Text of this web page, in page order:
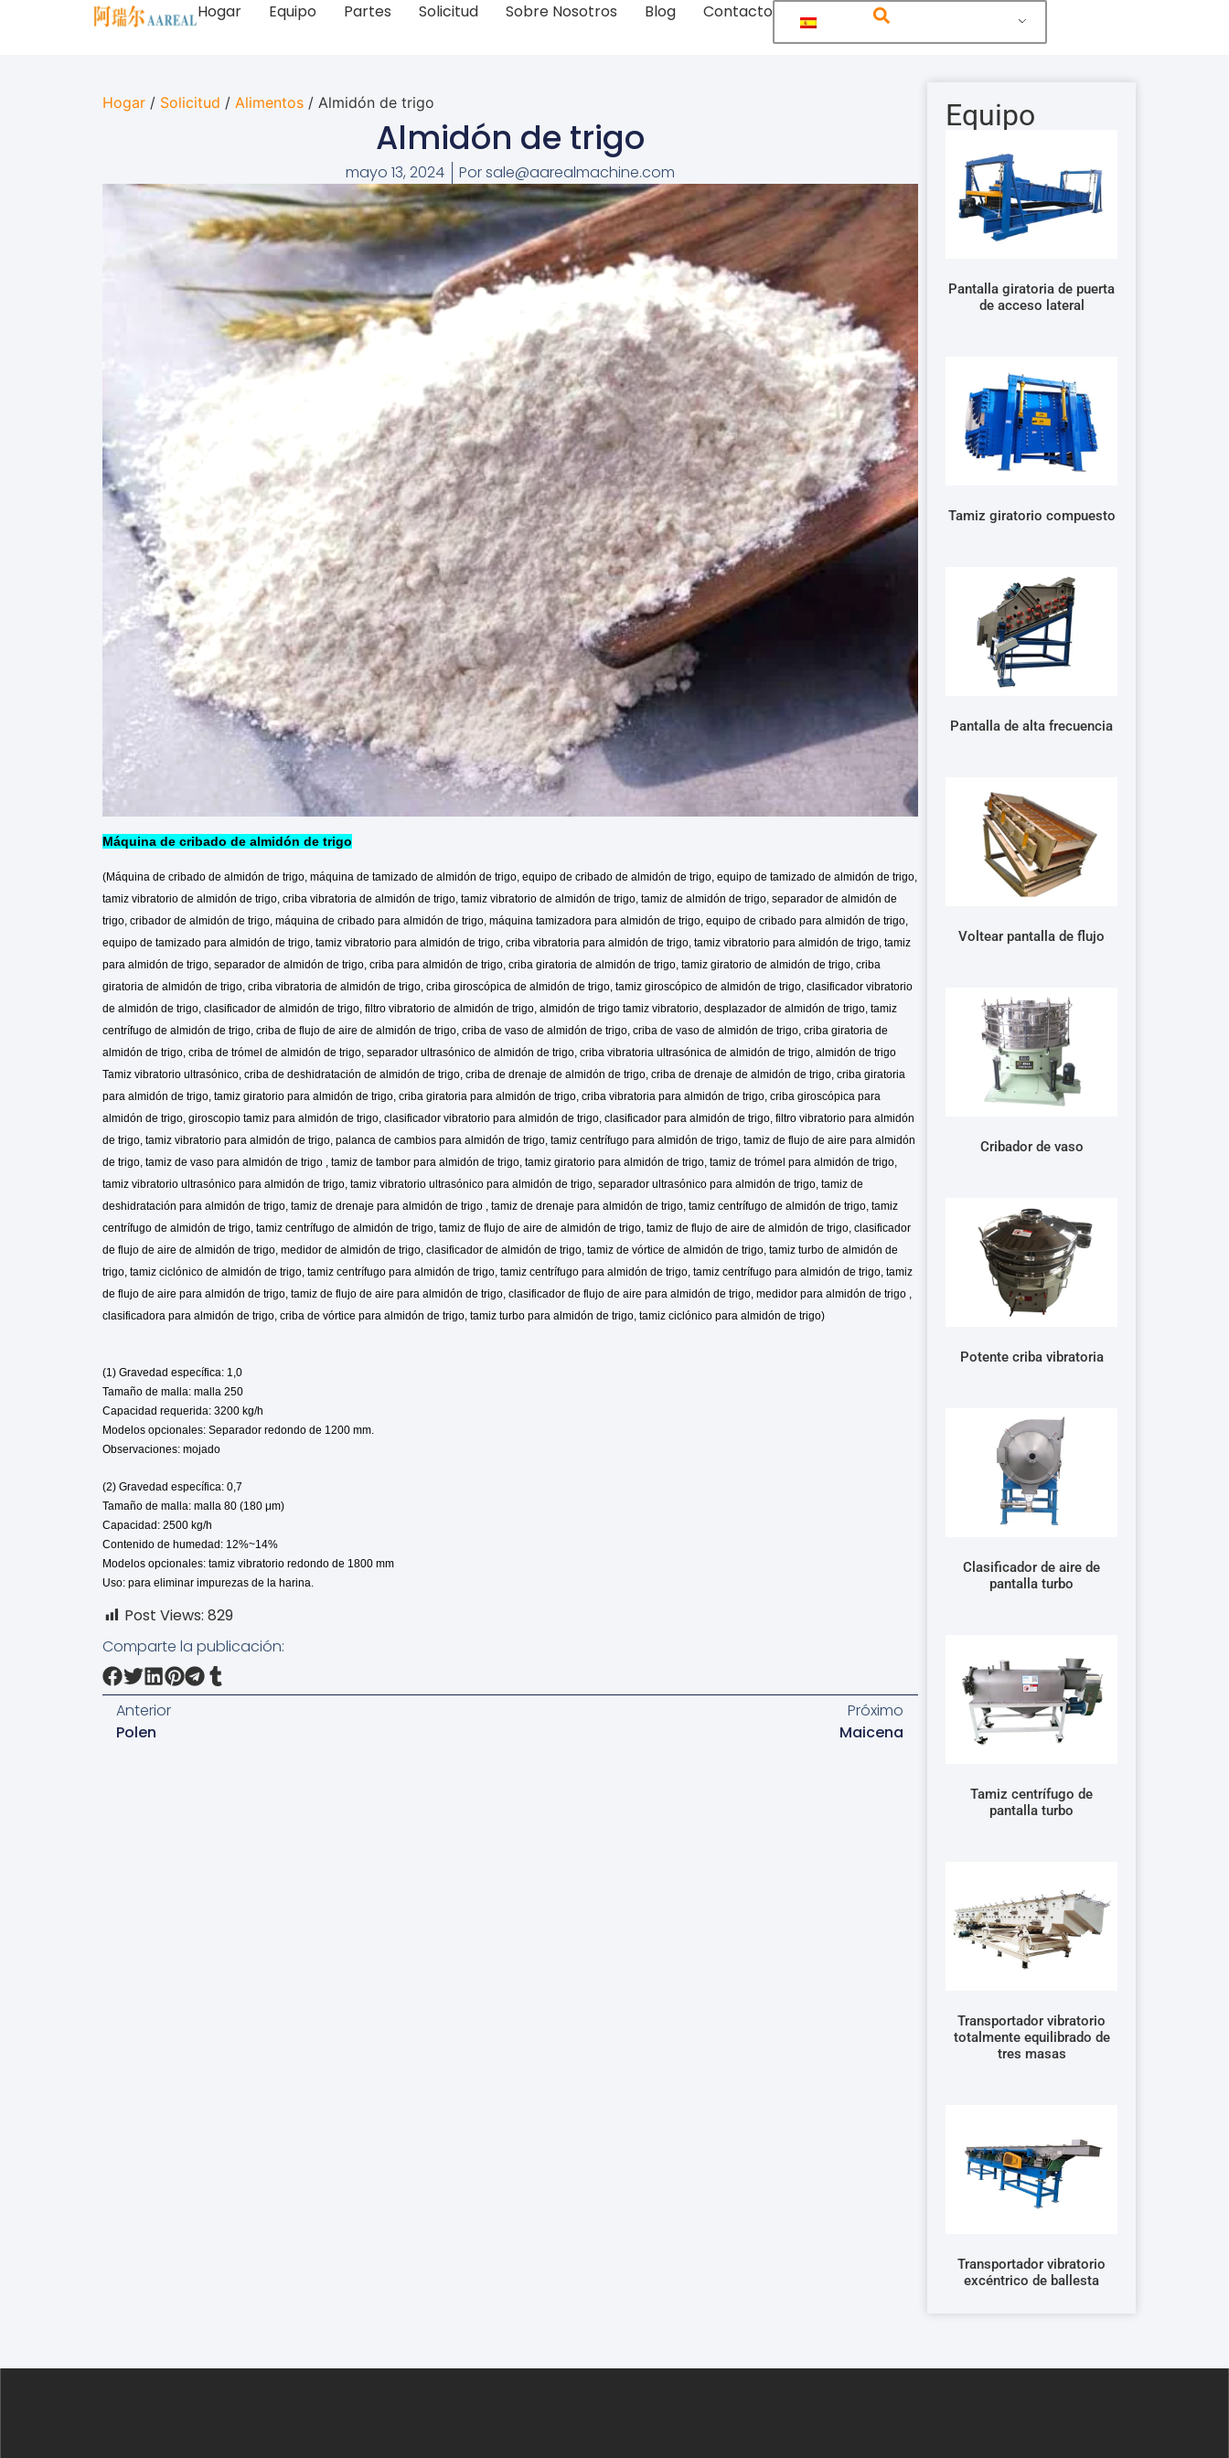
Hogar Equipo Partes Solicitud Sobre Nosotros Blog Contacto
Hogar / Solicitud / Alimentos / Almidón de trigo
Almidón de trigo
mayo 13, 2024 Porsale@aarealmachine.com
Máquina de cribado de almidón de trigo
(Máquina de cribado de almidón de trigo, máquina de tamizado de almidón de trigo, equipo de cribado de almidón de trigo, equipo de tamizado de almidón de trigo,
tamiz vibratorio de almidón de trigo, criba vibratoria de almidón de trigo, tamiz vibratorio de almidón de trigo, tamiz de almidón de trigo, separador de almidón de
trigo, cribador de almidón de trigo, máquina de cribado para almidón de trigo, máquina tamizadora para almidón de trigo, equipo de cribado para almidón de trigo,
equipo de tamizado para almidón de trigo, tamiz vibratorio para almidón de trigo, criba vibratoria para almidón de trigo, tamiz vibratorio para almidón de trigo, tamiz
para almidón de trigo, separador de almidón de trigo, criba para almidón de trigo, criba giratoria de almidón de trigo, tamiz giratorio de almidón de trigo, criba
giratoria de almidón de trigo, criba vibratoria de almidón de trigo, criba giroscópica de almidón de trigo, tamiz giroscópico de almidón de trigo, clasificador vibratorio
de almidón de trigo, clasificador de almidón de trigo, filtro vibratorio de almidón de trigo, almidón de trigo tamiz vibratorio, desplazador de almidón de trigo, tamiz
centrífugo de almidón de trigo, criba de flujo de aire de almidón de trigo, criba de vaso de almidón de trigo, criba de vaso de almidón de trigo, criba giratoria de
almidón de trigo, criba de trómel de almidón de trigo, separador ultrasónico de almidón de trigo, criba vibratoria ultrasónica de almidón de trigo, almidón de trigo
Tamiz vibratorio ultrasónico, criba de deshidratación de almidón de trigo, criba de drenaje de almidón de trigo, criba de drenaje de almidón de trigo, criba giratoria
para almidón de trigo, tamiz giratorio para almidón de trigo, criba giratoria para almidón de trigo, criba vibratoria para almidón de trigo, criba giroscópica para
almidón de trigo, giroscopio tamiz para almidón de trigo, clasificador vibratorio para almidón de trigo, clasificador para almidón de trigo, filtro vibratorio para almidón
de trigo, tamiz vibratorio para almidón de trigo, palanca de cambios para almidón de trigo, tamiz centrífugo para almidón de trigo, tamiz de flujo de aire para almidón
de trigo, tamiz de vaso para almidón de trigo , tamiz de tambor para almidón de trigo, tamiz giratorio para almidón de trigo, tamiz de trómel para almidón de trigo,
tamiz vibratorio ultrasónico para almidón de trigo, tamiz vibratorio ultrasónico para almidón de trigo, separador ultrasónico para almidón de trigo, tamiz de
deshidratación para almidón de trigo, tamiz de drenaje para almidón de trigo , tamiz de drenaje para almidón de trigo, tamiz centrífugo de almidón de trigo, tamiz
centrífugo de almidón de trigo, tamiz centrífugo de almidón de trigo, tamiz de flujo de aire de almidón de trigo, tamiz de flujo de aire de almidón de trigo, clasificador
de flujo de aire de almidón de trigo, medidor de almidón de trigo, clasificador de almidón de trigo, tamiz de vórtice de almidón de trigo, tamiz turbo de almidón de
trigo, tamiz ciclónico de almidón de trigo, tamiz centrífugo para almidón de trigo, tamiz centrífugo para almidón de trigo, tamiz centrífugo para almidón de trigo, tamiz
de flujo de aire para almidón de trigo, tamiz de flujo de aire para almidón de trigo, clasificador de flujo de aire para almidón de trigo, medidor para almidón de trigo ,
clasificadora para almidón de trigo, criba de vórtice para almidón de trigo, tamiz turbo para almidón de trigo, tamiz ciclónico para almidón de trigo)
(1) Gravedad específica: 1,0
Tamaño de malla: malla 250
Capacidad requerida: 3200 kg/h
Modelos opcionales: Separador redondo de 1200 mm.
Observaciones: mojado
(2) Gravedad específica: 0,7
Tamaño de malla: malla 80 (180 μm)
Capacidad: 2500 kg/h
Contenido de humedad: 12%~14%
Modelos opcionales: tamiz vibratorio redondo de 1800 mm
Uso: para eliminar impurezas de la harina.
Post Views: 829
Comparte la publicación:
Anterior
Polen
Próximo
Maicena
Equipo
Pantalla giratoria de puerta
de acceso lateral
Tamiz giratorio compuesto
Pantalla de alta frecuencia
Voltear pantalla de flujo
Cribador de vaso
Potente criba vibratoria
Clasificador de aire de
pantalla turbo
Tamiz centrífugo de
pantalla turbo
Transportador vibratorio
totalmente equilibrado de
tres masas
Transportador vibratorio
excéntrico de ballesta